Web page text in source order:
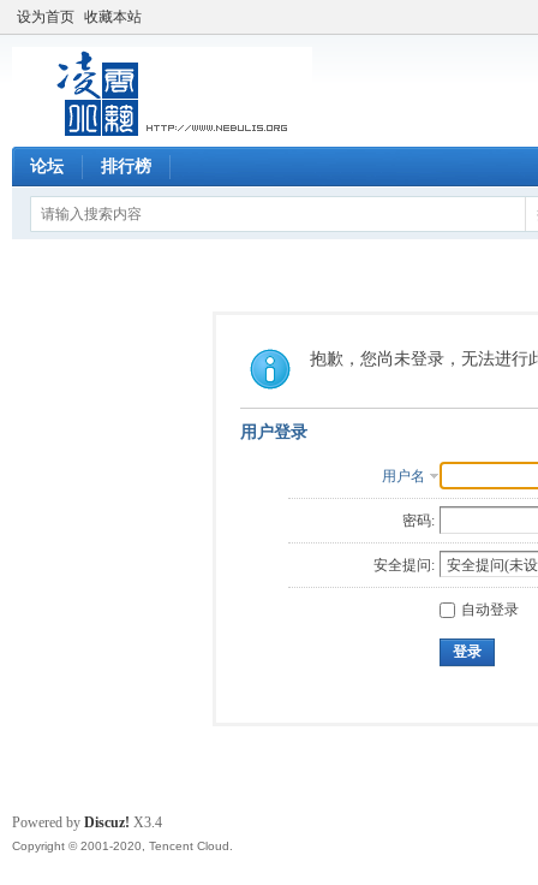
设为首页 收藏本站
论坛 排行榜
抱歉，您尚未登录，无法进行
用户登录
用户名
密码:
安全提问:
自动登录
登录
Powered by Discuz! X3.4
Copyright © 2001-2020, Tencent Cloud.